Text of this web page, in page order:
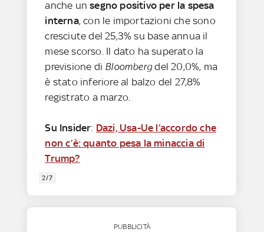
anche unsegno positivo per la spesa
interna, con le importazioni che sono
cresciute del 25,3% su base annua il
mese scorso. Il dato ha superato la
previsione di Bloombergdel 20,0%, ma
è stato inferiore al balzo del 27,8%
registrato a marzo.
Su Insider: Dazi, Usa-Ue l’accordo che
non c’è: quanto pesa la minaccia di
Trump?
2/7
PUBBLICITÀ